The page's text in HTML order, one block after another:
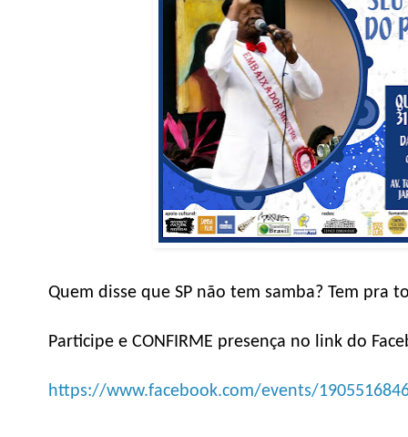
Quem disse que SP não tem samba? Tem pra
Participe e CONFIRME presença no link do
https://www.facebook.com/events/